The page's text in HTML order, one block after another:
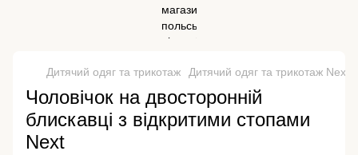
Дитячий одяг та трикотаж Дитячий одяг та трикотаж Next
Чоловічок на двосторонній
блискавці з відкритими стопами
Next